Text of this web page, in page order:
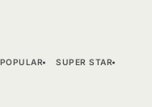
POPULAR
SUPER STAR